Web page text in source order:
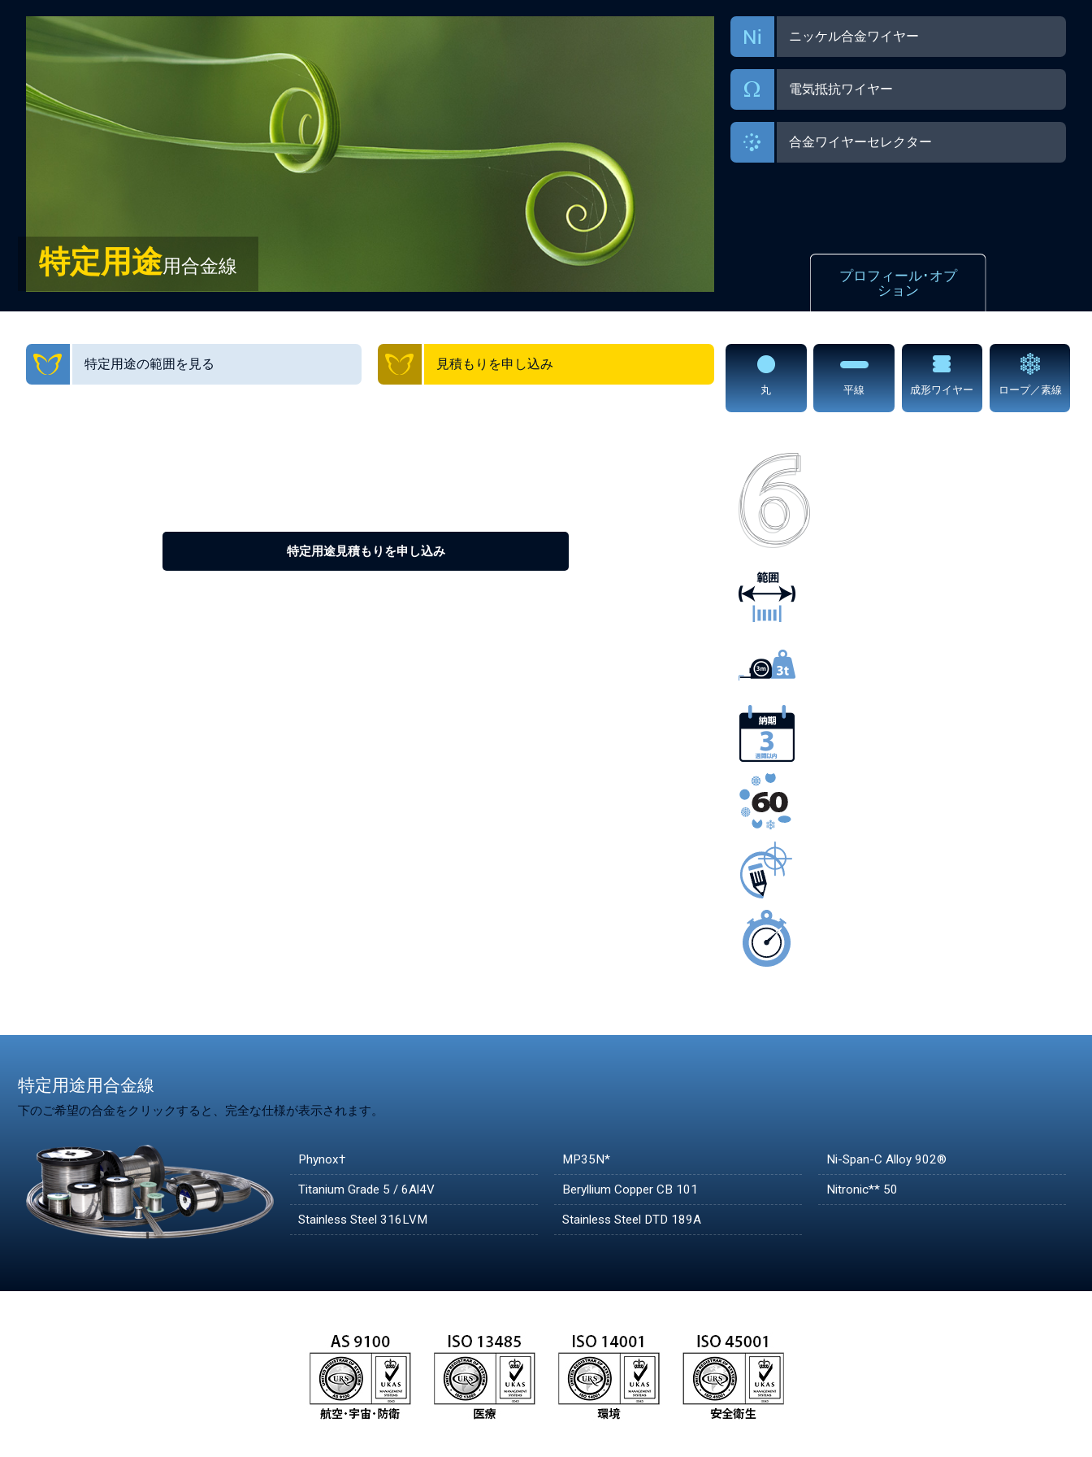
特定用途用合金線
ニッケル合金ワイヤー
電気抵抗ワイヤー
合金ワイヤーセレクター
特定用途の範囲を見る 見積もりを申し込み
プロフィール･オプ
ション
丸 平線 成形ワイヤー ロープ／素線
特定用途見積もりを申し込み
特定用途用合金線
下のご希望の合金をクリックすると、完全な仕様が表示されます。
Phynox† MP35N* Ni-Span-C Alloy 902®
Titanium Grade 5 / 6Al4V Beryllium Copper CB 101 Nitronic** 50
Stainless Steel 316LVM Stainless Steel DTD 189A